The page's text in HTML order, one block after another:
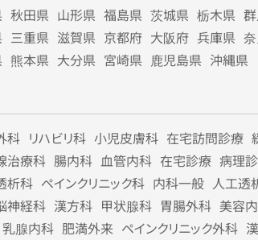
秋田県 山形県 福島県 茨城県 栃木県
三重県 滋賀県 京都府 大阪府 兵庫県
熊本県 大分県 宮崎県 鹿児島県 沖縄県
科 リハビリ科 小児皮膚科 在宅訪問診療
治療科 腸内科 血管内科 在宅診療 病理
析科 ペインクリニック科 内科一般 人工透
神経科 漢方科 甲状腺科 胃腸外科 美容
乳腺内科 肥満外来 ペインクリニック外科